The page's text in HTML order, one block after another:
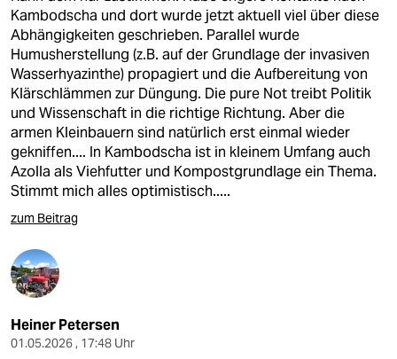
Kambodscha und dort wurde jetzt aktuell viel über diese
Abhängigkeiten geschrieben. Parallel wurde
Humusherstellung (z.B. auf der Grundlage der invasiven
Wasserhyazinthe) propagiert und die Aufbereitung von
Klärschlämmen zur Düngung. Die pure Not treibt Politik
und Wissenschaft in die richtige Richtung. Aber die
armen Kleinbauern sind natürlich erst einmal wieder
gekniffen.... In Kambodscha ist in kleinem Umfang auch
Azolla als Viehfutter und Kompostgrundlage ein Thema.
Stimmt mich alles optimistisch.....
zum Beitrag
Heiner Petersen
01.05.2026 , 17:48 Uhr